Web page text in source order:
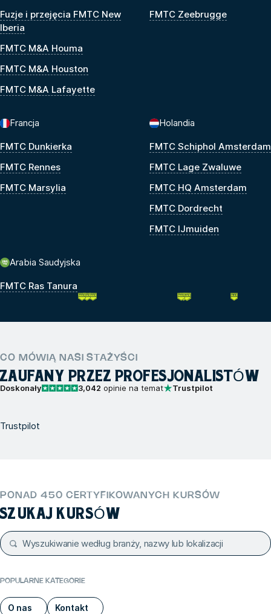
Fuzje i przejęcia FMTC New
Iberia
FMTC M&A Houma
FMTC M&A Houston
FMTC M&A Lafayette
FMTC Zeebrugge
Francja
FMTC Dunkierka
FMTC Rennes
FMTC Marsylia
Holandia
FMTC Schiphol Amsterdam
FMTC Lage Zwaluwe
FMTC HQ Amsterdam
FMTC Dordrecht
FMTC IJmuiden
Arabia Saudyjska
FMTC Ras Tanura
CO MÓWIĄ NASI STAŻYŚCI
ZAUFANY PRZEZ PROFESJONALISTÓW
Doskonały 3,042 opinie na temat Trustpilot
Trustpilot
PONAD 450 CERTYFIKOWANYCH KURSÓW
SZUKAJ KURSÓW
POPULARNE KATEGORIE
O nas Kontakt